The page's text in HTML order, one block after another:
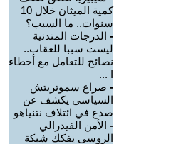
كمية الميثان خلال 10
سنوات.. ما السبب؟
- الدرجات المتدنية
ليست سببا للعقاب..
نصائح للتعامل مع أخطاء
ا ...
- صراع سموتريتش
السياسي يكشف عن
صدع في ائتلاف نتنياهو
- الأمن الفيدرالي
الروسي يفكك شبكة